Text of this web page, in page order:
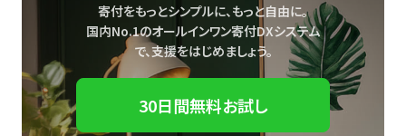
寄付をもっとシンプルに、もっと自由に。
国内No.1のオールインワン寄付DXシステム
で、支援をはじめましょう。
30日間無料お試し